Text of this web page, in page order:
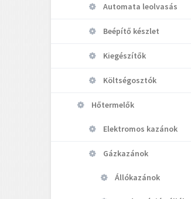
Automata leolvasás
Beépítő készlet
Kiegészítők
Költségosztók
Hőtermelők
Elektromos kazánok
Gázkazánok
Állókazánok